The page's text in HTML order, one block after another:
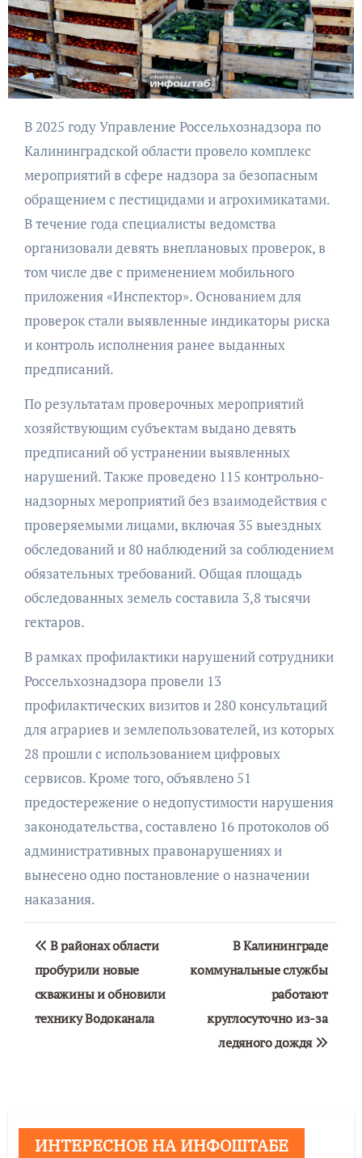
В 2025 году Управление Россельхознадзора по
Калининградской области провело комплекс
мероприятий в сфере надзора за безопасным
обращением с пестицидами и агрохимикатами.
В течение года специалисты ведомства
организовали девять внеплановых проверок, в
том числе две с применением мобильного
приложения «Инспектор». Основанием для
проверок стали выявленные индикаторы риска
и контроль исполнения ранее выданных
предписаний.
По результатам проверочных мероприятий
хозяйствующим субъектам выдано девять
предписаний об устранении выявленных
нарушений. Также проведено 115 контрольно-
надзорных мероприятий без взаимодействия с
проверяемыми лицами, включая 35 выездных
обследований и 80 наблюдений за соблюдением
обязательных требований. Общая площадь
обследованных земель составила 3,8 тысячи
гектаров.
В рамках профилактики нарушений сотрудники
Россельхознадзора провели 13
профилактических визитов и 280 консультаций
для аграриев и землепользователей, из которых
28 прошли с использованием цифровых
сервисов. Кроме того, объявлено 51
предостережение о недопустимости нарушения
законодательства, составлено 16 протоколов об
административных правонарушениях и
вынесено одно постановление о назначении
наказания.
Навигация
по
записям
В районах области
пробурили новые
скважины и обновили
технику Водоканала
В Калининграде
коммунальные службы
работают
круглосуточно из-за
ледяного дождя
ИНТЕРЕСНОЕ НА ИНФОШТАБЕ